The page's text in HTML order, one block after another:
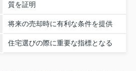
質を証明
将来の売却時に有利な条件を提供
住宅選びの際に重要な指標となる